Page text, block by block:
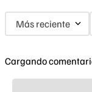
Más reciente
Cargando